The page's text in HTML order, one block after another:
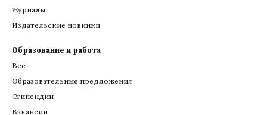
Журналы
Издательские новинки
Образование и работа
Все
Образовательные предложения
Стипендии
Вакансии